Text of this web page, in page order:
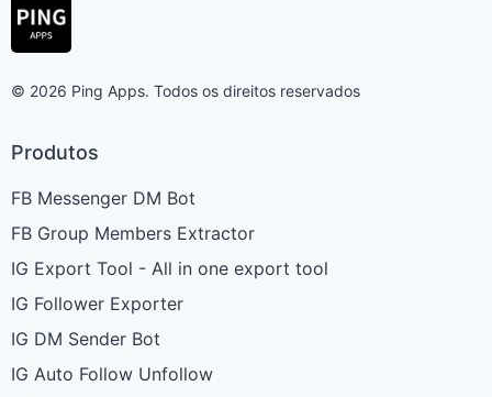
© 2026 Ping Apps. Todos os direitos reservados
Produtos
FB Messenger DM Bot
FB Group Members Extractor
IG Export Tool - All in one export tool
IG Follower Exporter
IG DM Sender Bot
IG Auto Follow Unfollow